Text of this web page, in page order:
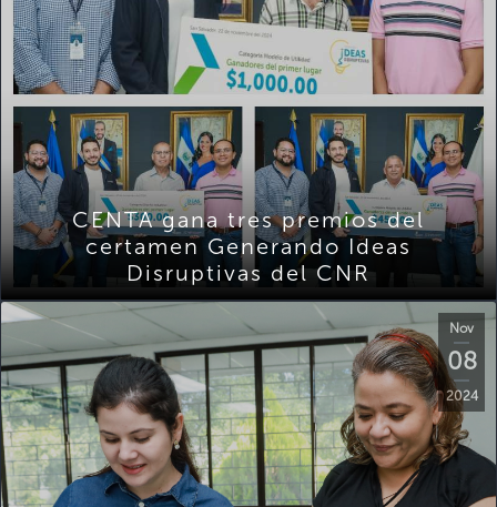
CENTA gana tres premios del
certamen Generando Ideas
Disruptivas del CNR
Nov
08
2024